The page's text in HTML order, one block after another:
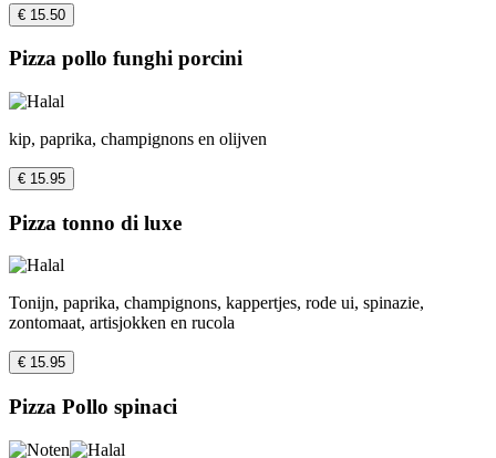
€ 15.50
Pizza pollo funghi porcini
kip, paprika, champignons en olijven
€ 15.95
Pizza tonno di luxe
Tonijn, paprika, champignons, kappertjes, rode ui, spinazie,
zontomaat, artisjokken en rucola
€ 15.95
Pizza Pollo spinaci